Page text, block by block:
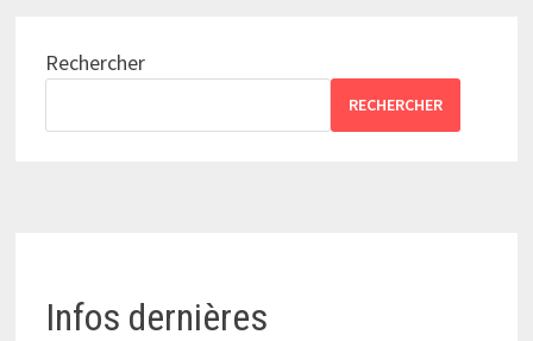
Rechercher
RECHERCHER
Infos dernières